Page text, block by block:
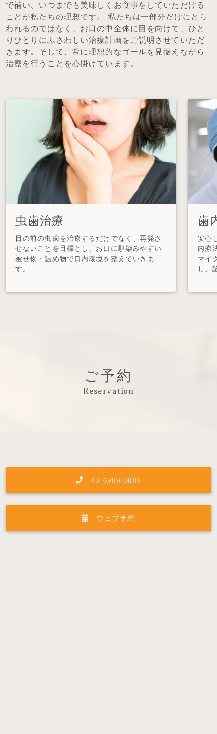
で補い、いつまでも美味しくお食事をしていただける
ことが私たちの理想です。 私たちは一部分だけにとら
われるのではなく、お口の中全体に目を向けて、ひと
りひとりにふさわしい治療計画をご説明させていただ
きます。そして、常に理想的なゴールを見据えながら
治療を行うことを心掛けています。
虫歯治療
目の前の虫歯を治療するだけでなく、再発さ
せないことを目標とし、お口に馴染みやすい
被せ物・詰め物で口内環境を整えていきま
す。
歯
安心
内療
マイ
し、
ご予約
Reservation
03-6909-0806
ウェブ予約